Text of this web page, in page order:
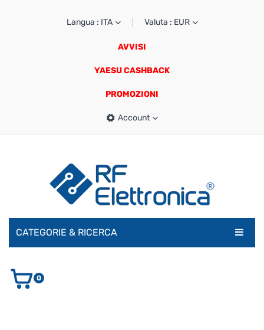
Langua : ITA Valuta : EUR
AVVISI
YAESU CASHBACK
PROMOZIONI
Account
CATEGORIE & RICERCA
AUDIO E VIDEO
0